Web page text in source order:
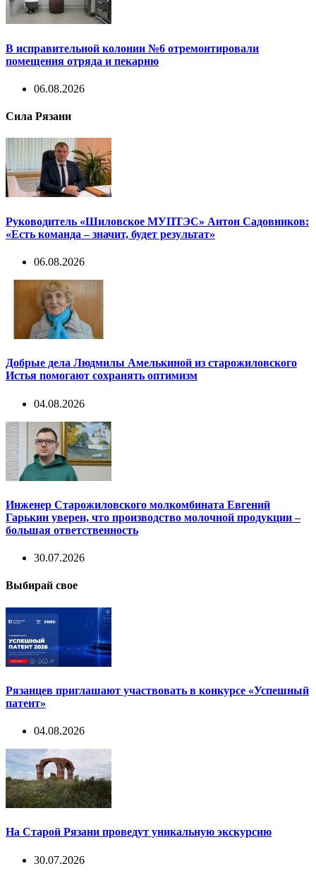
В исправительной колонии №6 отремонтировали
помещения отряда и пекарню
06.08.2026
Сила Рязани
Руководитель «Шиловское МУПТЭС» Антон Садовников:
«Есть команда – значит, будет результат»
06.08.2026
Добрые дела Людмилы Амелькиной из старожиловского
Истья помогают сохранять оптимизм
04.08.2026
Инженер Старожиловского молкомбината Евгений
Гарькин уверен, что производство молочной продукции –
большая ответственность
30.07.2026
Выбирай свое
Рязанцев приглашают участвовать в конкурсе «Успешный
патент»
04.08.2026
На Старой Рязани проведут уникальную экскурсию
30.07.2026